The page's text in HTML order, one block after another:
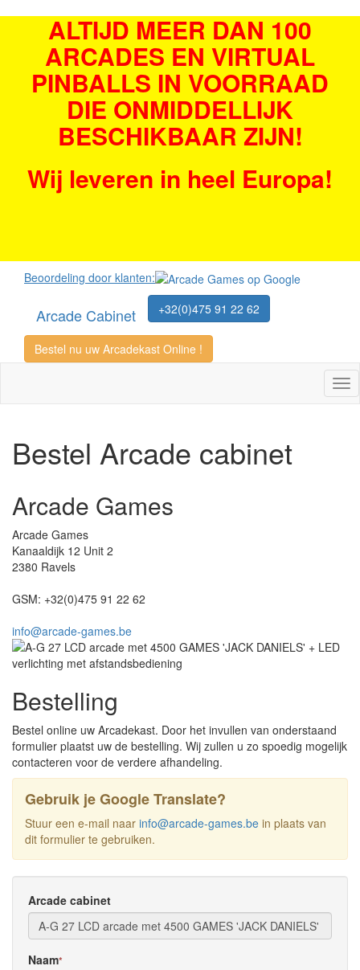
ALTIJD MEER DAN 100
ARCADES EN VIRTUAL
PINBALLS IN VOORRAAD
DIE ONMIDDELLIJK
BESCHIKBAAR ZIJN!
Wij leveren in heel Europa!
Beoordeling door klanten:
Arcade Cabinet +32(0)475 91 22 62
Bestel nu uw Arcadekast Online !
Bestel Arcade cabinet
Arcade Games
Arcade Games
Kanaaldijk 12 Unit 2
2380 Ravels
GSM: +32(0)475 91 22 62
info@arcade-games.be
Bestelling
Bestel online uw Arcadekast. Door het invullen van onderstaand
formulier plaatst uw de bestelling. Wij zullen u zo spoedig mogelijk
contacteren voor de verdere afhandeling.
Gebruik je Google Translate?
Stuur een e-mail naar info@arcade-games.be in plaats van
dit formulier te gebruiken.
Arcade cabinet
Naam*